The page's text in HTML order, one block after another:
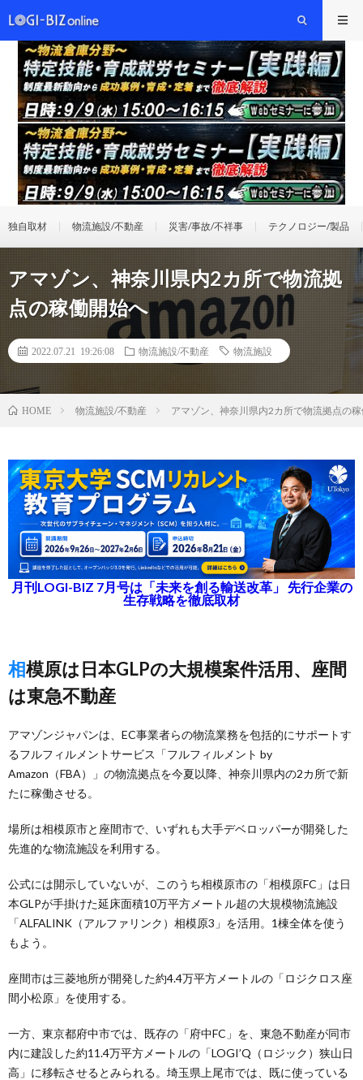
独自取材 物流施設/不動産 災害/事故/不祥事 テクノロジー/製品
アマゾン、神奈川県内2カ所で物流拠
点の稼働開始へ
2022.07.21 19:26:08 物流施設/不動産 物流施設
HOME 物流施設/不動産 アマゾン、神奈川県内2カ所で物流拠点の
月刊LOGI-BIZ 7月号は「未来を創る輸送改革」 先行企業の
生存戦略を徹底取材
相模原は日本GLPの大規模案件活用、座間
は東急不動産
アマゾンジャパンは、EC事業者らの物流業務を包括的にサポートす
るフルフィルメントサービス「フルフィルメント by
Amazon（FBA）」の物流拠点を今夏以降、神奈川県内の2カ所で新
たに稼働させる。
場所は相模原市と座間市で、いずれも大手デベロッパーが開発した
先進的な物流施設を利用する。
公式には開示していないが、このうち相模原市の「相模原FC」は日
本GLPが手掛けた延床面積10万平方メートル超の大規模物流施設
「ALFALINK（アルファリンク）相模原3」を活用。1棟全体を使う
もよう。
座間市は三菱地所が開発した約4.4万平方メートルの「ロジクロス座
間小松原」を使用する。
一方、東京都府中市では、既存の「府中FC」を、東急不動産が同市
内に建設した約11.4万平方メートルの「LOGI’Q（ロジック）狭山日
高」に移転させるとみられる。埼玉県上尾市では、既に使っている